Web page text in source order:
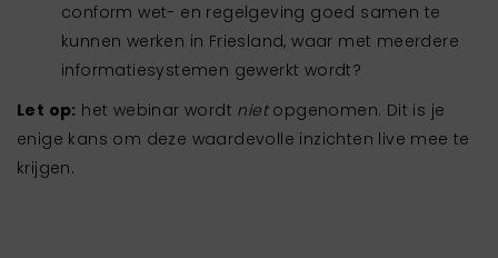
conform wet- en regelgeving goed samen te
kunnen werken in Friesland, waar met meerdere
informatiesystemen gewerkt wordt?
Let op: het webinar wordt nietopgenomen. Dit is je
enige kans om deze waardevolle inzichten live mee te
krijgen.